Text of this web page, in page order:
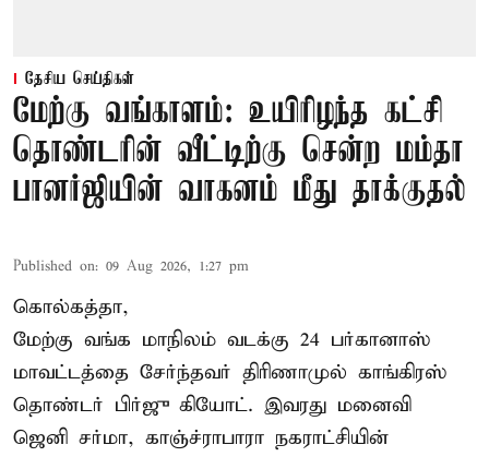
தேசிய செய்திகள்
மேற்கு வங்காளம்: உயிரிழந்த கட்சி
தொண்டரின் வீட்டிற்கு சென்ற மம்தா
பானர்ஜியின் வாகனம் மீது தாக்குதல்
Published on: 09 Aug 2026, 1:27 pm
கொல்கத்தா,
மேற்கு வங்க மாநிலம் வடக்கு 24 பர்கானாஸ்
மாவட்டத்தை சேர்ந்தவர் திரிணாமுல் காங்கிரஸ்
தொண்டர் பிர்ஜு கியோட். இவரது மனைவி
ஜெனி சர்மா, காஞ்ச்ராபாரா நகராட்சியின்